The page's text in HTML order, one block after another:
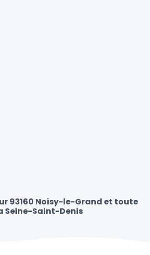
93160 Noisy-le-Grand et toute
Seine-Saint-Denis